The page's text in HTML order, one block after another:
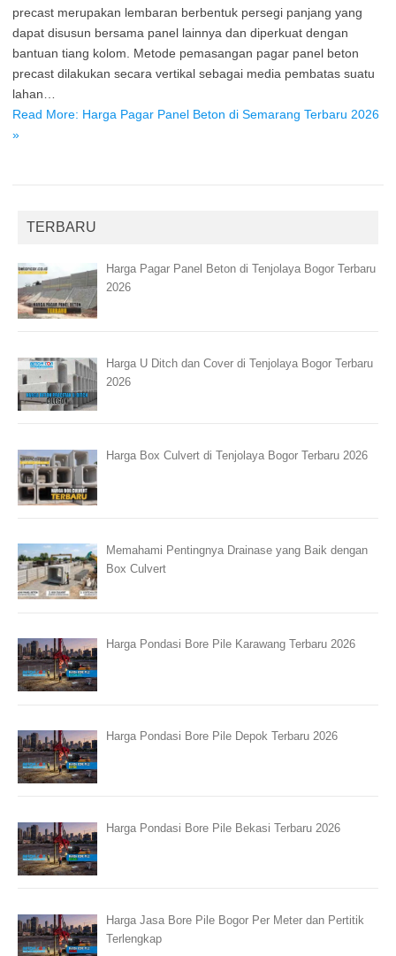
precast merupakan lembaran berbentuk persegi panjang yang
dapat disusun bersama panel lainnya dan diperkuat dengan
bantuan tiang kolom. Metode pemasangan pagar panel beton
precast dilakukan secara vertikal sebagai media pembatas suatu
lahan…
Read More: Harga Pagar Panel Beton di Semarang Terbaru 2026
»
TERBARU
Harga Pagar Panel Beton di Tenjolaya Bogor Terbaru
2026
Harga U Ditch dan Cover di Tenjolaya Bogor Terbaru
2026
Harga Box Culvert di Tenjolaya Bogor Terbaru 2026
Memahami Pentingnya Drainase yang Baik dengan
Box Culvert
Harga Pondasi Bore Pile Karawang Terbaru 2026
Harga Pondasi Bore Pile Depok Terbaru 2026
Harga Pondasi Bore Pile Bekasi Terbaru 2026
Harga Jasa Bore Pile Bogor Per Meter dan Pertitik
Terlengkap